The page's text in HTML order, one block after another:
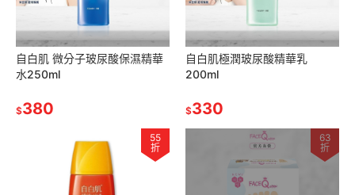
自白肌 微分子玻尿酸保濕精華
水250ml
$380
自白肌極潤玻尿酸精華乳
200ml
$330
55
折
63
折